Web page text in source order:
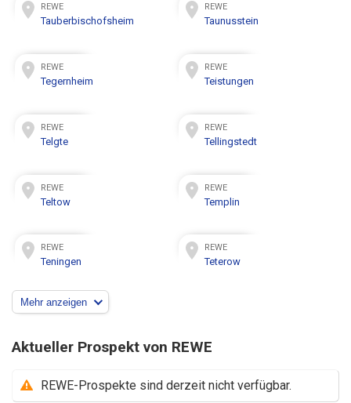
REWE
Tauberbischofsheim
REWE
Taunusstein
REWE
Tegernheim
REWE
Teistungen
REWE
Telgte
REWE
Tellingstedt
REWE
Teltow
REWE
Templin
REWE
Teningen
REWE
Teterow
Mehr anzeigen
Aktueller Prospekt von REWE
REWE-Prospekte sind derzeit nicht verfügbar.